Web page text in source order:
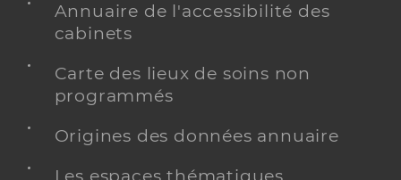
Annuaire de l'accessibilité des
cabinets
Carte des lieux de soins non
programmés
Origines des données annuaire